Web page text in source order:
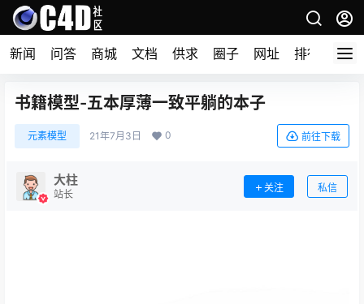
新闻 问答 商城 文档 供求 圈子 网址 排行榜
书籍模型-五本厚薄一致平躺的本子
元素模型 21年7月3日 0 前往下载
大柱
站长
关注 私信